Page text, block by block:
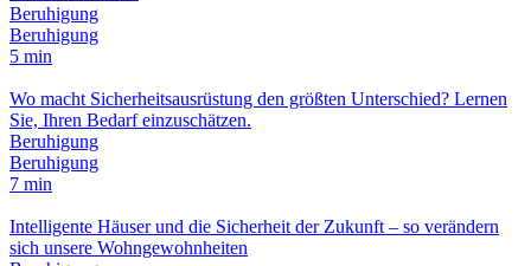
Beruhigung
Beruhigung
5 min
Wo macht Sicherheitsausrüstung den größten Unterschied? Lernen
Sie, Ihren Bedarf einzuschätzen.
Beruhigung
Beruhigung
7 min
Intelligente Häuser und die Sicherheit der Zukunft – so verändern
sich unsere Wohngewohnheiten